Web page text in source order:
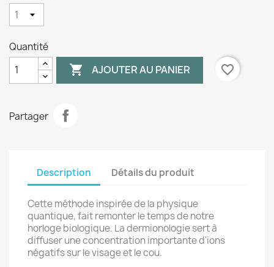
Quantité
 AJOUTER AU PANIER favorite_border
Partager
Description Détails du produit
Cette méthode inspirée de la physique
quantique, fait remonter le temps de notre
horloge biologique. La dermionologie sert à
diffuser une concentration importante d'ions
négatifs sur le visage et le cou.